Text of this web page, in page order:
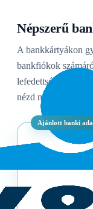
Népszerű
A bankkártyákon
bankfiókok
lefedettségről.
nézd meg a
Ajánlott banki